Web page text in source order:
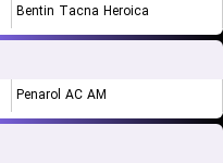
Bentin Tacna Heroica
Penarol AC AM